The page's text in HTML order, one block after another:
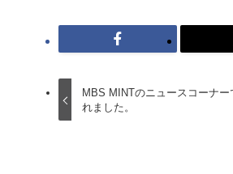
MBS MINTのニュースコーナ
れました。